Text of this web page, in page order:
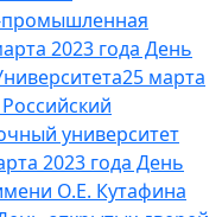
промышленная
2023 года День
25 марта
университет
2023 года День
О.Е. Кутафина